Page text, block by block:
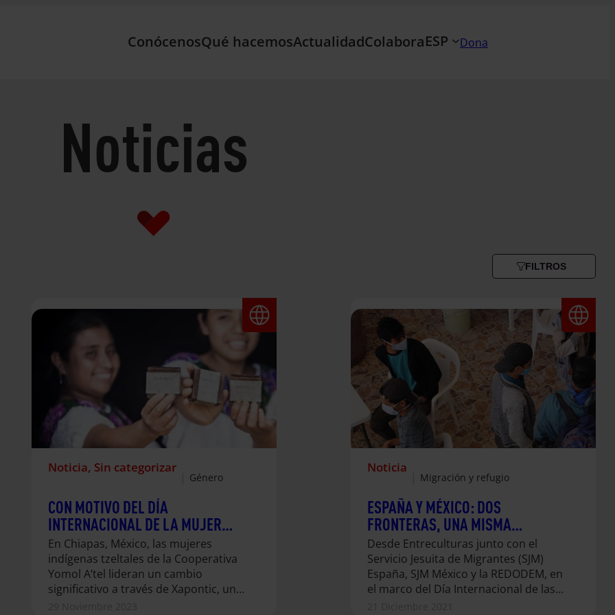
ConócenosQué hacemosActualidadColaboraESP Dona
Noticias
FILTROS
Noticia, Sin categorizar
Género
CON MOTIVO DEL DÍA
INTERNACIONAL DE LA MUJER
EMPRENDEDORA, DESCUBRE
XAPONTIC: UN PROYECTO DE
MUJERES PRODUCTORAS EN LA
SELVA NORTE DE CHIAPAS
En Chiapas, México, las mujeres
indígenas tzeltales de la Cooperativa
Yomol A’tel lideran un cambio
significativo a través de Xapontic, un
Noticia
Migración y refugio
ESPAÑA Y MÉXICO: DOS
FRONTERAS, UNA MISMA
REALIDAD
Desde Entreculturas junto con el
Servicio Jesuita de Migrantes (SJM)
España, SJM México y la REDODEM, en
el marco del Día Internacional de las